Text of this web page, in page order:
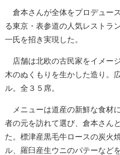
倉本さんが全体をプロデュー
る東京・表参道の人気レストラ
一氏を招き実現した。
店舗は北欧の古民家をイメー
木のぬくもりを生かした造り。
ル。全３５席。
メニューは道産の新鮮な食材
者の元を訪れて選び、倉本さん
た。標津産黒毛牛ロースの炭火
ル、羅臼産生ウニのパテーなど